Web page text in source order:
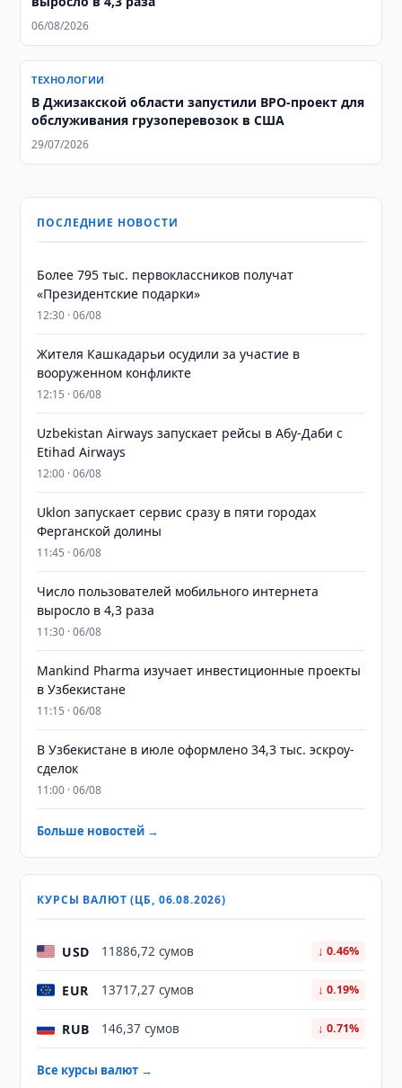
06/08/2026
ТЕХНОЛОГИИ
В Джизакской области запустили BPO-проект для
обслуживания грузоперевозок в США
29/07/2026
ПОСЛЕДНИЕ НОВОСТИ
Более 795 тыс. первоклассников получат
«Президентские подарки»
12:30 · 06/08
Жителя Кашкадарьи осудили за участие в
вооруженном конфликте
12:15 · 06/08
Uzbekistan Airways запускает рейсы в Абу-Даби с
Etihad Airways
12:00 · 06/08
Uklon запускает сервис сразу в пяти городах
Ферганской долины
11:45 · 06/08
Число пользователей мобильного интернета
выросло в 4,3 раза
11:30 · 06/08
Mankind Pharma изучает инвестиционные проекты
в Узбекистане
11:15 · 06/08
В Узбекистане в июле оформлено 34,3 тыс. эскроу-
сделок
11:00 · 06/08
Больше новостей →
КУРСЫ ВАЛЮТ (ЦБ, 06.08.2026)
USD 11886,72 сумов ↓ 0.46%
EUR 13717,27 сумов ↓ 0.19%
RUB 146,37 сумов ↓ 0.71%
Все курсы валют →